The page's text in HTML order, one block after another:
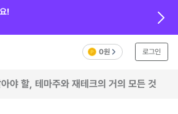
!
0원 로그인
야 할, 테마주와 재테크의 거의 모든 것